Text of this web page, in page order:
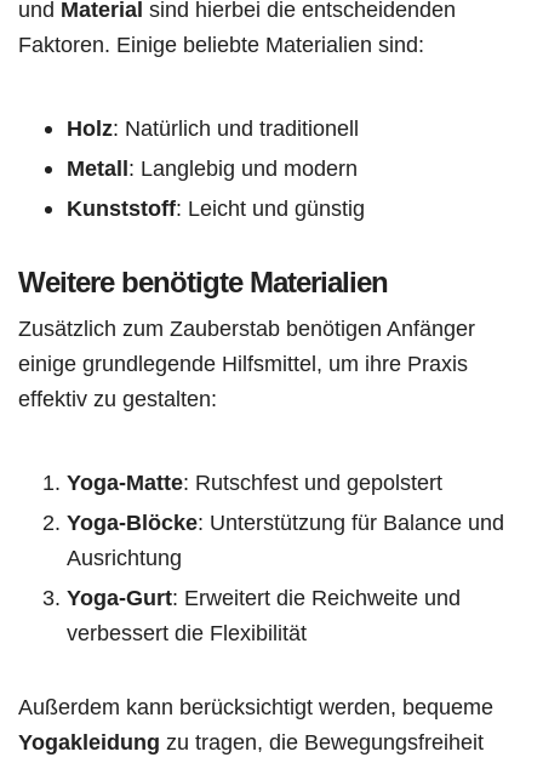
und Material sind hierbei die entscheidenden
Faktoren. Einige beliebte Materialien sind:
Holz: Natürlich und traditionell
Metall: Langlebig und modern
Kunststoff: Leicht und günstig
Weitere benötigte Materialien
Zusätzlich zum Zauberstab benötigen Anfänger
einige grundlegende Hilfsmittel, um ihre Praxis
effektiv zu gestalten:
Yoga-Matte: Rutschfest und gepolstert
Yoga-Blöcke: Unterstützung für Balance und
Ausrichtung
Yoga-Gurt: Erweitert die Reichweite und
verbessert die Flexibilität
Außerdem kann berücksichtigt werden, bequeme
Yogakleidung zu tragen, die Bewegungsfreiheit